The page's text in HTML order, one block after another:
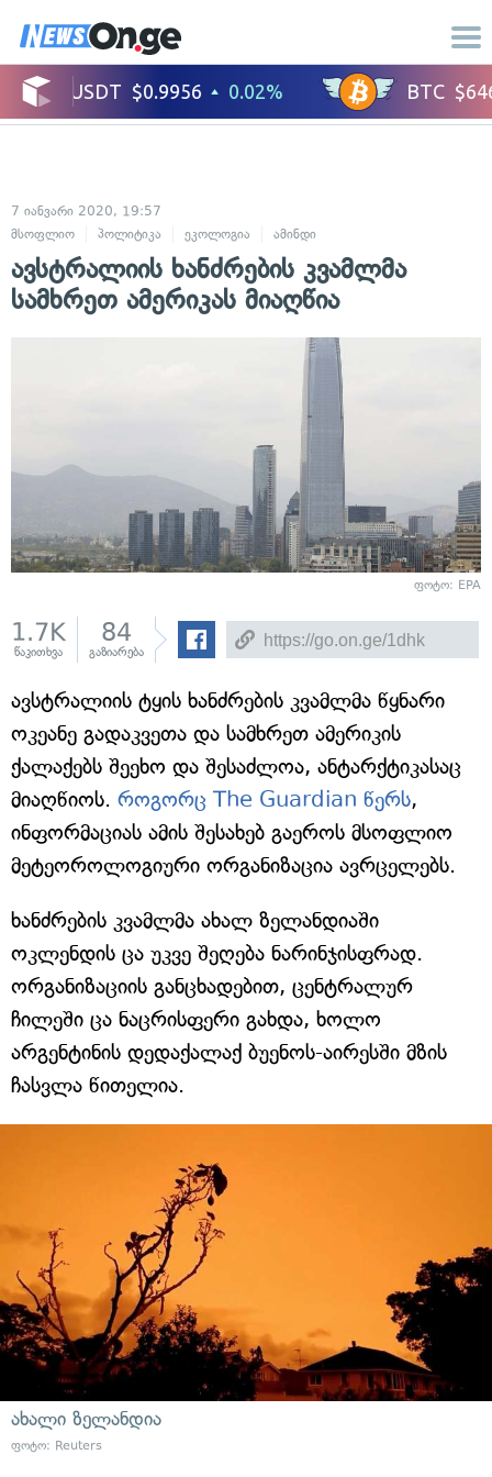
7 იანვარი 2020, 19:57
მსოფლიო
პოლიტიკა ეკოლოგია ამინდი
ავსტრალიის ხანძრების კვამლმა
სამხრეთ ამერიკას მიაღწია
ფოტო: EPA
1.7K
წაკითხვა
84
გაზიარება
ავსტრალიის ტყის ხანძრების კვამლმა წყნარი
ოკეანე გადაკვეთა და სამხრეთ ამერიკის
ქალაქებს შეეხო და შესაძლოა, ანტარქტიკასაც
მიაღწიოს. როგორც The Guardian წერს,
ინფორმაციას ამის შესახებ გაეროს მსოფლიო
მეტეოროლოგიური ორგანიზაცია ავრცელებს.
ხანძრების კვამლმა ახალ ზელანდიაში
ოკლენდის ცა უკვე შეღება ნარინჯისფრად.
ორგანიზაციის განცხადებით, ცენტრალურ
ჩილეში ცა ნაცრისფერი გახდა, ხოლო
არგენტინის დედაქალაქ ბუენოს-აირესში მზის
ჩასვლა წითელია.
ახალი ზელანდია
ფოტო: Reuters